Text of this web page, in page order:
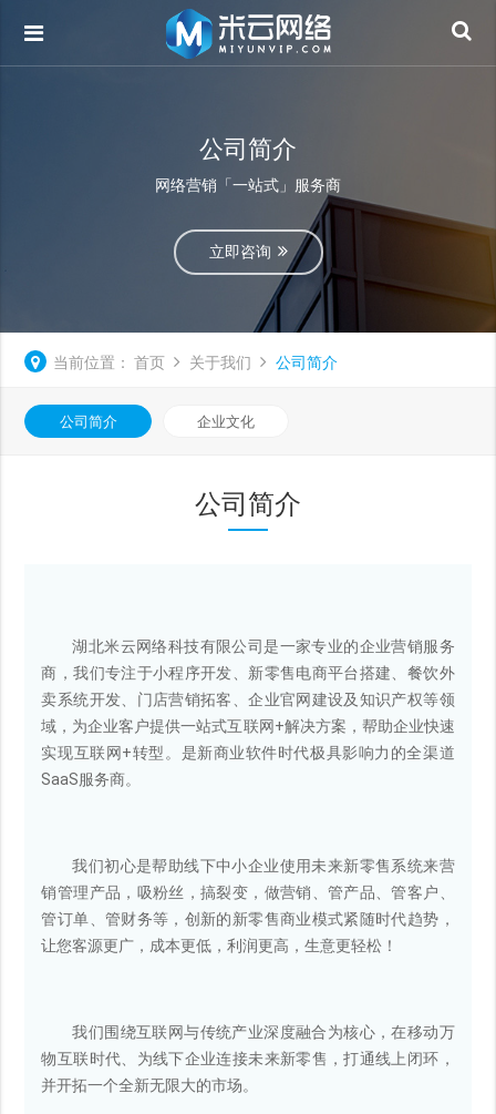
公司简介
网络营销「一站式」服务商
立即咨询
当前位置： 首页 关于我们 公司简介
公司简介 企业文化
公司简介
湖北米云网络科技有限公司是一家专业的企业营销服务
商，我们专注于小程序开发、新零售电商平台搭建、餐饮外
卖系统开发、门店营销拓客、企业官网建设及知识产权等领
域，为企业客户提供一站式互联网+解决方案，帮助企业快速
实现互联网+转型。是新商业软件时代极具影响力的全渠道
SaaS服务商。
我们初心是帮助线下中小企业使用未来新零售系统来营
销管理产品，吸粉丝，搞裂变，做营销、管产品、管客户、
管订单、管财务等，创新的新零售商业模式紧随时代趋势，
让您客源更广，成本更低，利润更高，生意更轻松！
我们围绕互联网与传统产业深度融合为核心，在移动万
物互联时代、为线下企业连接未来新零售，打通线上闭环，
并开拓一个全新无限大的市场。